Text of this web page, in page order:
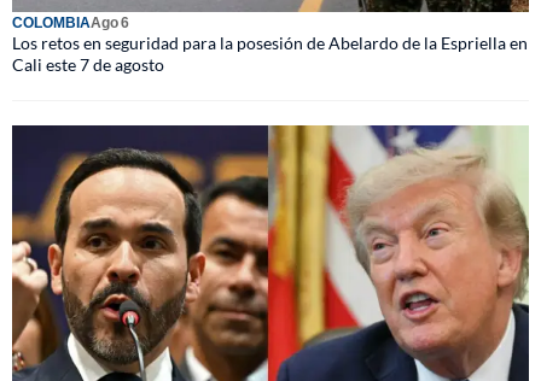
COLOMBIAAgo 6
Los retos en seguridad para la posesión de Abelardo de la Espriella en
Cali este 7 de agosto